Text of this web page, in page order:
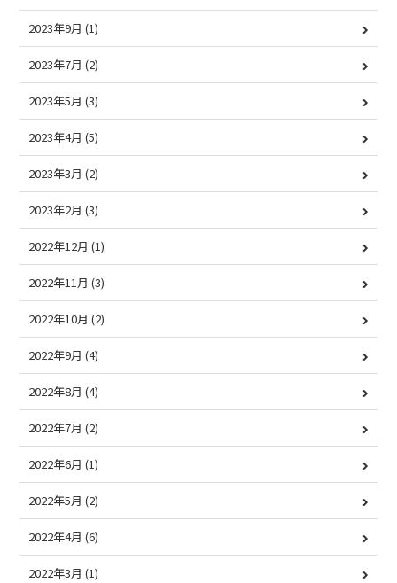
2023年9月 (1)
2023年7月 (2)
2023年5月 (3)
2023年4月 (5)
2023年3月 (2)
2023年2月 (3)
2022年12月 (1)
2022年11月 (3)
2022年10月 (2)
2022年9月 (4)
2022年8月 (4)
2022年7月 (2)
2022年6月 (1)
2022年5月 (2)
2022年4月 (6)
2022年3月 (1)